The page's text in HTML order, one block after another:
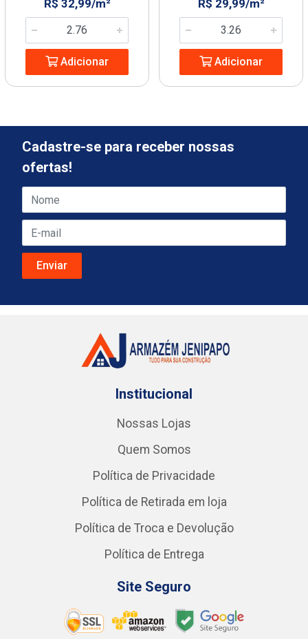
R$ 32,99/m²
Adicionar
R$ 29,99/m²
Adicionar
Cadastre-se para receber nossas
ofertas!
Institucional
Nossas Lojas
Quem Somos
Política de Privacidade
Política de Retirada em loja
Política de Troca e Devolução
Política de Entrega
Site Seguro